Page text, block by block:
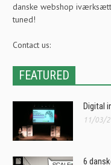
danske webshop
tuned!
Contact us:
FEATURED
Digital
11/03/
6